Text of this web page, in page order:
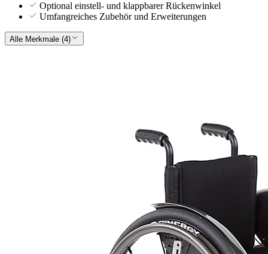
Optional einstell- und klappbarer Rückenwinkel
Umfangreiches Zubehör und Erweiterungen
Alle Merkmale (4)